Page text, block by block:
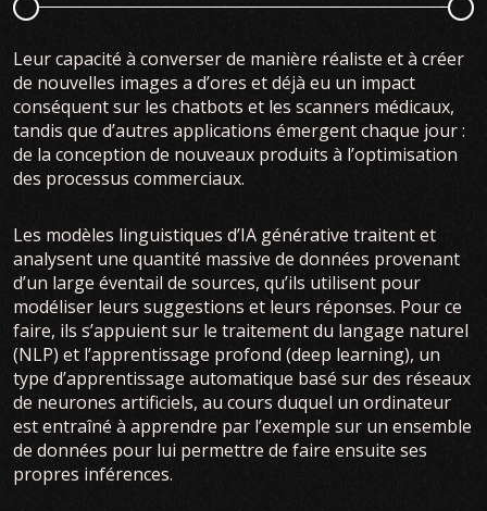
Leur capacité à converser de manière réaliste et à créer
de nouvelles images a d’ores et déjà eu un impact
conséquent sur les chatbots et les scanners médicaux,
tandis que d’autres applications émergent chaque jour :
de la conception de nouveaux produits à l’optimisation
des processus commerciaux.
Les modèles linguistiques d’IA générative traitent et
analysent une quantité massive de données provenant
d’un large éventail de sources, qu’ils utilisent pour
modéliser leurs suggestions et leurs réponses. Pour ce
faire, ils s’appuient sur le traitement du langage naturel
(NLP) et l’apprentissage profond (deep learning), un
type d’apprentissage automatique basé sur des réseaux
de neurones artificiels, au cours duquel un ordinateur
est entraîné à apprendre par l’exemple sur un ensemble
de données pour lui permettre de faire ensuite ses
propres inférences.